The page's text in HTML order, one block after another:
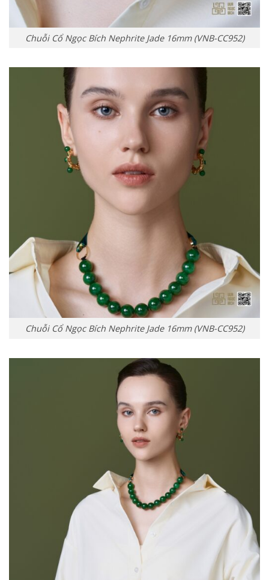
Chuỗi Cổ Ngọc Bích Nephrite Jade 16mm (VNB-CC952)
Chuỗi Cổ Ngọc Bích Nephrite Jade 16mm (VNB-CC952)